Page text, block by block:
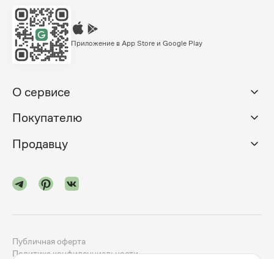
Приложение в App Store и Google Play
О сервисе
Покупателю
Продавцу
Публичная оферта
Политика конфиденциальности